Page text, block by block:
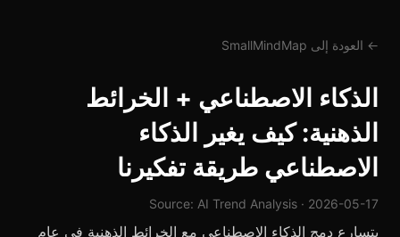
← العودة إلى SmallMindMap
الذكاء الاصطناعي + الخرائط
الذهنية: كيف يغير الذكاء
الاصطناعي طريقة تفكيرنا
Source: AI Trend Analysis · 2026-05-17
يتسارع دمج الذكاء الاصطناعي مع الخرائط الذهنية في عام